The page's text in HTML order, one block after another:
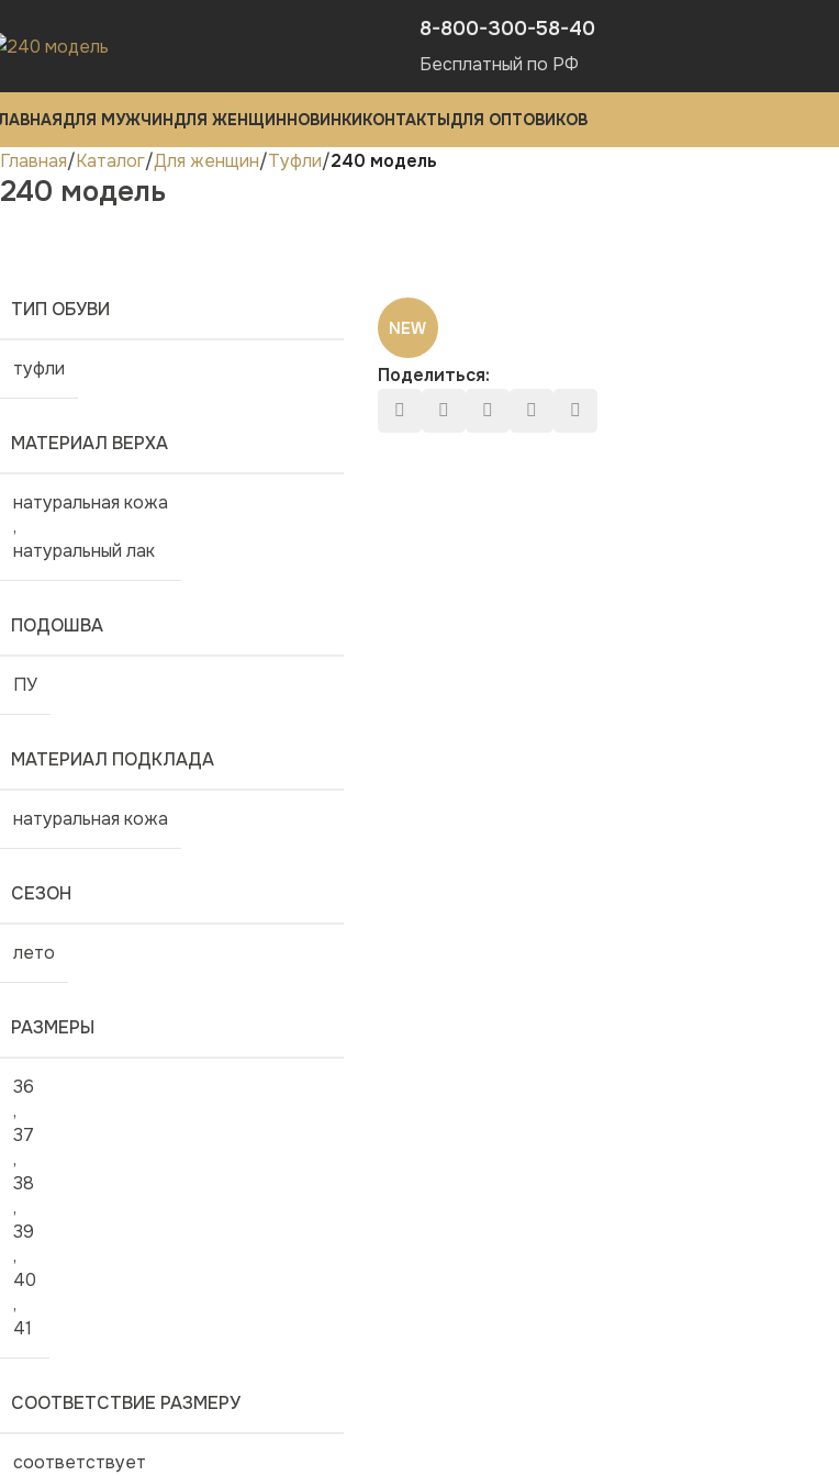
8-800-300-58-40
Бесплатный по РФ
ДЛЯ МУЖЧИНДЛЯ ЖЕНЩИННОВИНКИКОНТАКТЫДЛЯ ОПТОВИКОВ
Главная Каталог Для женщин Туфли 240 модель
240 модель
ТИП ОБУВИ
туфли
МАТЕРИАЛ ВЕРХА
натуральная кожа
,
натуральный лак
ПОДОШВА
ПУ
МАТЕРИАЛ ПОДКЛАДА
натуральная кожа
СЕЗОН
лето
РАЗМЕРЫ
36
,
37
,
38
,
39
,
40
,
41
СООТВЕТСТВИЕ РАЗМЕРУ
соответствует
NEW
Поделиться: